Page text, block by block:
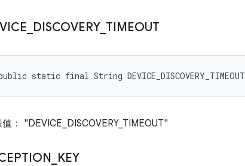
DISCOVERY_ TIMEOUT
static final String DEVICE_DISCOVERY_TIMEOUT
： "DEVICE_DISCOVERY_TIMEOUT"
KEY